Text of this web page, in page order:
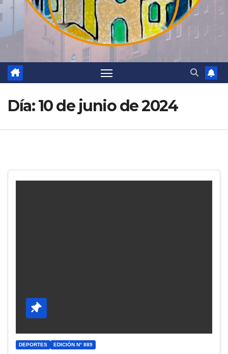
Día:10 de junio de 2024
DEPORTES EDICIÓN N° 889